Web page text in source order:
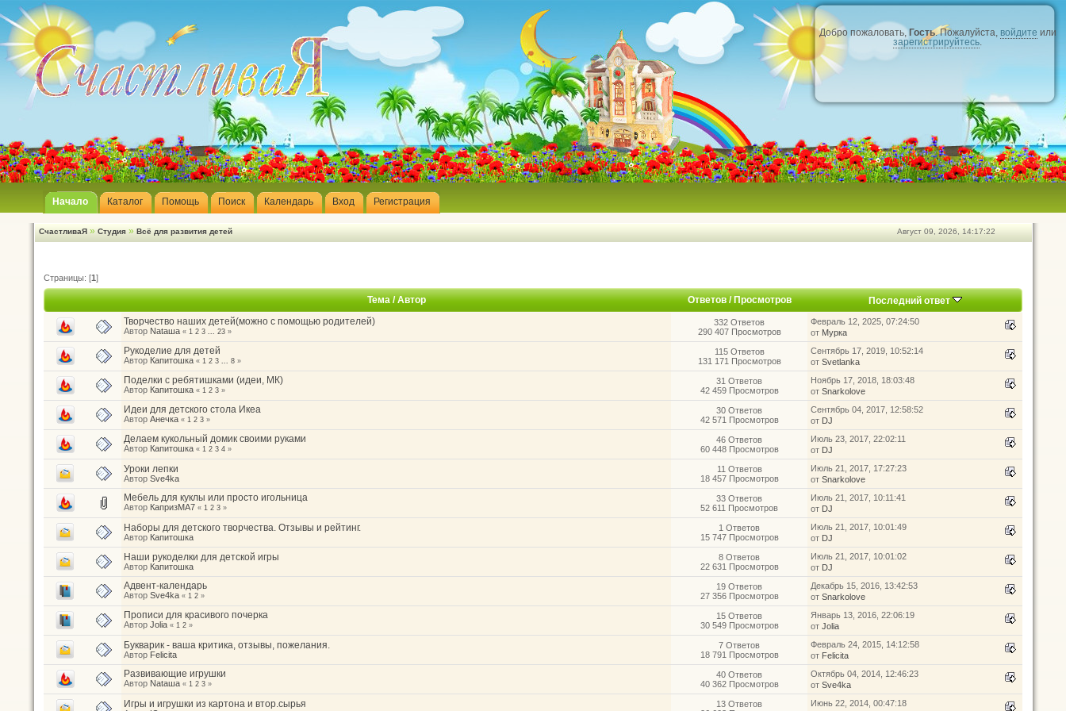
Добро пожаловать,Гость. Пожалуйста, войдите или
зарегистрируйтесь.
Начало Каталог Помощь Поиск Календарь Вход Регистрация
Август 09, 2026, 14:17:22
СчастливаЯ » Студия » Всё для развития детей
Страницы: [1]
Тема/Автор Ответов/Просмотров
Последний ответ
Творчество наших детей(можно с помощью родителей)
Автор Nataшa « 1 2 3 ... 23 »
332 Ответов
290 407 Просмотров
Февраль 12, 2025, 07:24:50
от Мурка
Рукоделие для детей
Автор Капитошка « 1 2 3 ... 8 »
115 Ответов
131 171 Просмотров
Сентябрь 17, 2019, 10:52:14
от Svetlanka
Поделки с ребятишками (идеи, МК)
Автор Капитошка « 1 2 3 »
31 Ответов
42 459 Просмотров
Ноябрь 17, 2018, 18:03:48
от Snarkolove
Идеи для детского стола Икеа
Автор Анечка « 1 2 3 »
30 Ответов
42 571 Просмотров
Сентябрь 04, 2017, 12:58:52
от DJ
Делаем кукольный домик своими руками
Автор Капитошка « 1 2 3 4 »
46 Ответов
60 448 Просмотров
Июль 23, 2017, 22:02:11
от DJ
Уроки лепки
Автор Sve4ka
11 Ответов
18 457 Просмотров
Июль 21, 2017, 17:27:23
от Snarkolove
Мебель для куклы или просто игольница
Автор КапризМА7 « 1 2 3 »
33 Ответов
52 611 Просмотров
Июль 21, 2017, 10:11:41
от DJ
Наборы для детского творчества. Отзывы и рейтинг.
Автор Капитошка
1 Ответов
15 747 Просмотров
Июль 21, 2017, 10:01:49
от DJ
Наши рукоделки для детской игры
Автор Капитошка
8 Ответов
22 631 Просмотров
Июль 21, 2017, 10:01:02
от DJ
Адвент-календарь
Автор Sve4ka « 1 2 »
19 Ответов
27 356 Просмотров
Декабрь 15, 2016, 13:42:53
от Snarkolove
Прописи для красивого почерка
Автор Jolia « 1 2 »
15 Ответов
30 549 Просмотров
Январь 13, 2016, 22:06:19
от Jolia
Букварик - ваша критика, отзывы, пожелания.
Автор Felicita
7 Ответов
18 791 Просмотров
Февраль 24, 2015, 14:12:58
от Felicita
Развивающие игрушки
Автор Nataшa « 1 2 3 »
40 Ответов
40 362 Просмотров
Октябрь 04, 2014, 12:46:23
от Sve4ka
Игры и игрушки из картона и втор.сырья
13 Ответов
Июнь 22, 2014, 00:47:18